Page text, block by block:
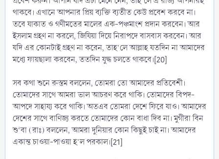
থাকবে। এখানে আপনার প্রিয় ব্যক্তি ব্যতীত কেউ প্রবেশ করবে না।
তবে যাকাত ও গণীমতের মালের এক-পঞ্চমাংশ প্রদান করবেন। আর
ইসলাম গ্রহণ না করলে, জিযিয়া দিয়ে নিরাপদে বাসবাস করবেন। আর
যদি এর কোনটাই গ্রহণ না করেন, তাহ’লে আল্লাহ যতদিন না আমাদের
মধ্যে ফায়ছালা করবেন, ততদিন যুদ্ধ চলতে থাকবে।[20]
সব কথা শুনে রুস্তম বললেন, তোমরা তো আমাদের প্রতিবেশী।
তোমাদের সাথে আমরা ভাল আচরণ করে থাকি। তোমাদের বিপদ-
আপদে সাহায্য করে থাকি। অতএব তোমরা দেশে ফিরে যাও। আমাদের
দেশের সাথে বাণিজ্য করতে তোমাদের কোন বাধা দিব না। মুগীরা বিন
শু‘বা (রাঃ) বললেন, আমরা দুনিয়ার কোন কিছুই চাই না। আমাদের
একান্ত চাওয়া-পাওয়া হ’ল পরকাল।[21]